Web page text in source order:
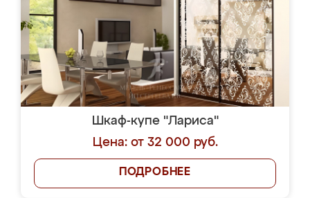
Шкаф-купе "Лариса"
Цена: от 32 000 руб.
ПОДРОБНЕЕ